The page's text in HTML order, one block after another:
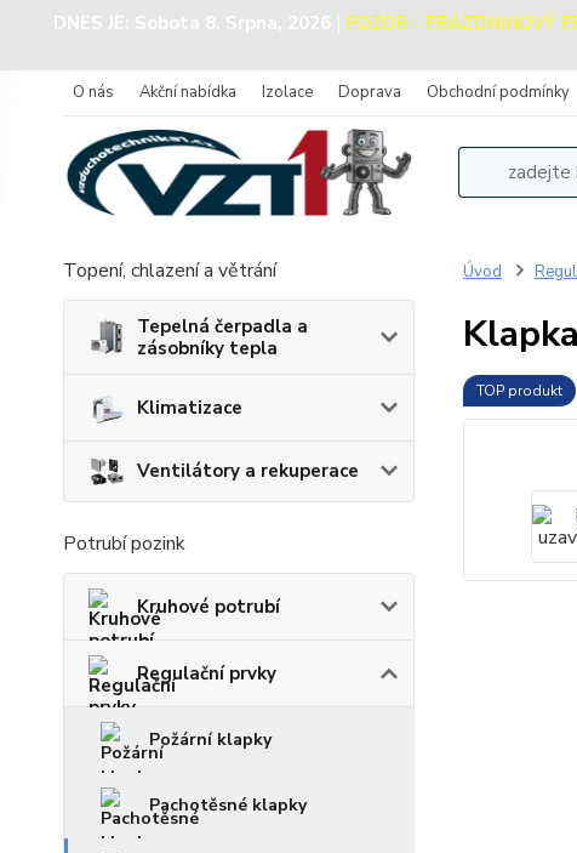
DNES JE: Sobota 8. Srpna, 2026 | POZOR - PRÁZDNINOVÝ
O nás Akční nabídka Izolace Doprava Obchodní podmínky
Topení, chlazení a větrání
Tepelná čerpadla a
zásobníky tepla
Klimatizace
Ventilátory a rekuperace
Potrubí pozink
Kruhové potrubí
Regulační prvky
Požární klapky
Pachotěsné klapky
Úvod
TOP produkt